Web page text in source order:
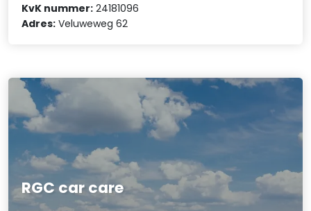
KvK nummer: 24181096
Adres: Veluweweg 62
RGC car care